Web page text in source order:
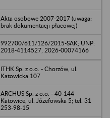
Akta osobowe 2007-2017 (uwaga:
brak dokumentacji płacowej)
992700/611/126/2015-SAK; UNP:
2018-4114527, 2026-00074166
ITHK Sp. z o.o. - Chorzów, ul.
Katowicka 107
ARCHUS Sp. z o.o. - 40-144
Katowice, ul. Józefowska 5; tel. 31
253-98-15